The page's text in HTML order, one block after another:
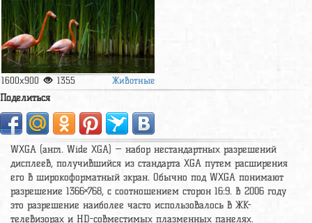
1600x900 1355 Животные
Поделиться
WXGA (англ. Wide XGA) — набор нестандартных разрешений
дисплеев, получившийся из стандарта XGA путем расширения
его в широкоформатный экран. Обычно под WXGA понимают
разрешение 1366×768, с соотношением сторон 16:9. В 2006 году
это разрешение наиболее часто использовалось в ЖК-
телевизорах и HD-совместимых плазменных панелях.